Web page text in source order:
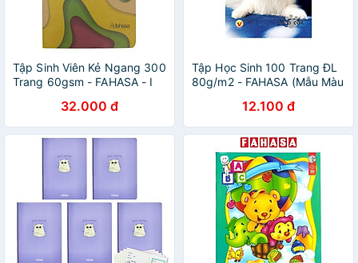
Tập Sinh Viên Kẻ Ngang 300
Trang 60gsm - FAHASA - I
32.000 đ
Tập Học Sinh 100 Trang ĐL
80g/m2 - FAHASA (Mẫu Màu
12.100 đ